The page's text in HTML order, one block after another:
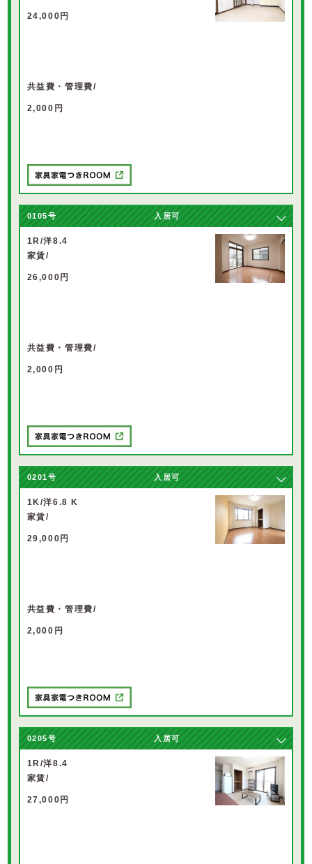
24,000円
共益費・管理費/
2,000円
0105号 入居可
1R/洋8.4
家賃/
26,000円
共益費・管理費/
2,000円
0201号 入居可
1K/洋6.8 K
家賃/
29,000円
共益費・管理費/
2,000円
0205号 入居可
1R/洋8.4
家賃/
27,000円